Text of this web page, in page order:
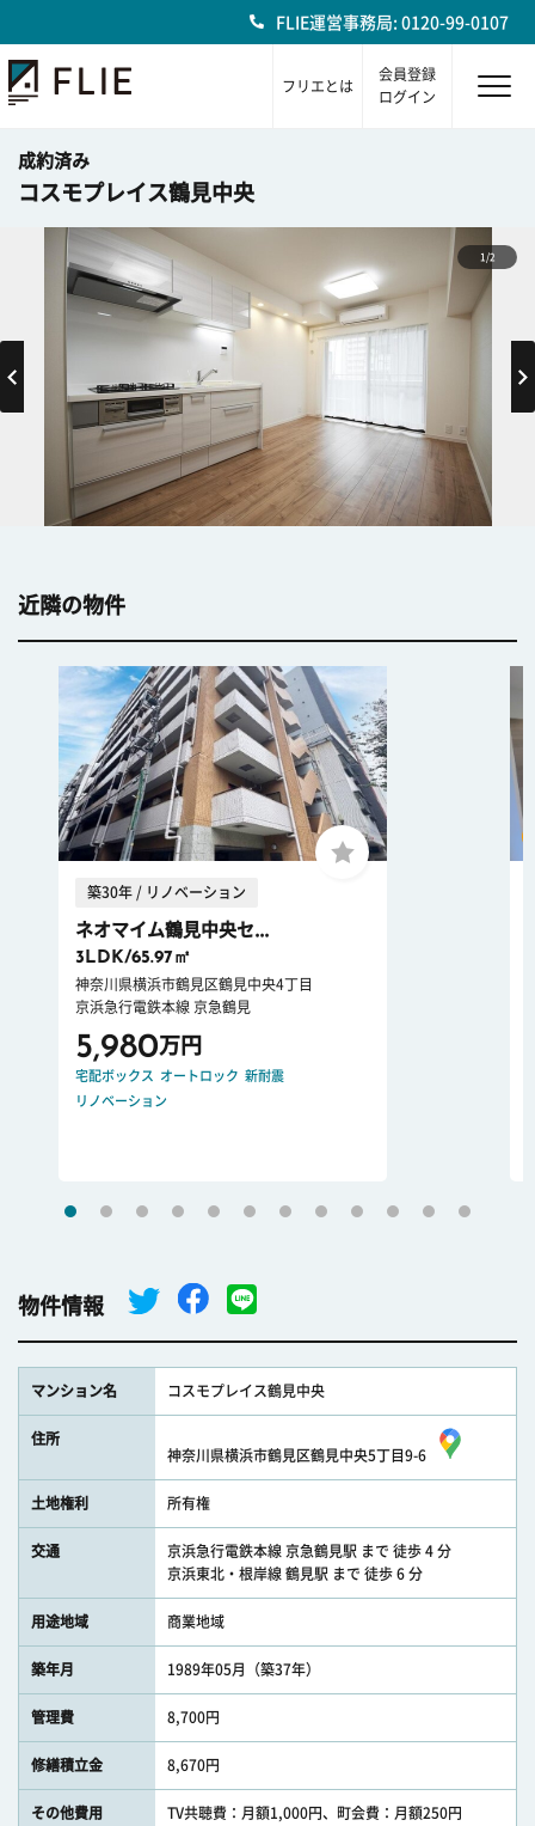
FLIE運営事務局: 0120-99-0107
フリエとは
会員登録
ログイン
成約済み
コスモプレイス鶴見中央
1/2
近隣の物件
築30年 / リノベーション
ネオマイム鶴見中央セ...
3LDK/65.97㎡
神奈川県横浜市鶴見区鶴見中央4丁目
京浜急行電鉄本線 京急鶴見
5,980万円
宅配ボックス オートロック 新耐震
リノベーション
物件情報
マンション名 コスモプレイス鶴見中央
住所
神奈川県横浜市鶴見区鶴見中央5丁目9-6
土地権利 所有権
交通
京浜急行電鉄本線 京急鶴見駅 まで 徒歩 4 分
京浜東北・根岸線 鶴見駅 まで 徒歩 6 分
用途地域 商業地域
築年月 1989年05月（築37年）
管理費 8,700円
修繕積立金 8,670円
その他費用 TV共聴費：月額1,000円、町会費：月額250円